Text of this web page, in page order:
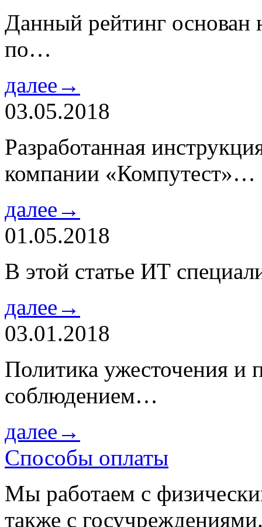
Данный рейтинг основан
по…
далее→
03.05.2018
Разработанная
компании «Компутест»…
далее→
01.05.2018
В этой статье ИТ
далее→
03.01.2018
Политика ужесточения и
соблюдением…
далее→
Способы оплаты
Мы работаем с
также с